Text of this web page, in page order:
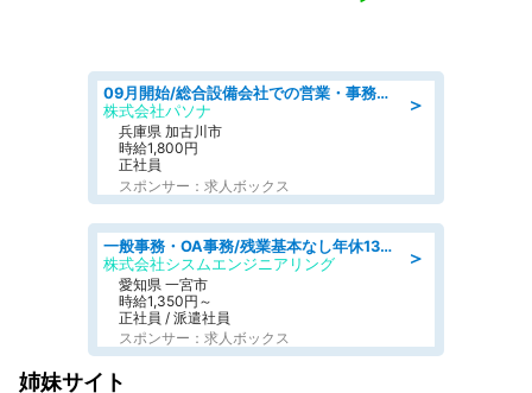
＞
09月開始/総合設備会社での営業・事務のお仕事/車通勤可/賞与あり/営業/営業事務
株式会社パソナ
兵庫県 加古川市
時給1,800円
正社員
スポンサー：求人ボックス
＞
一般事務・OA事務/残業基本なし年休130日社保完備の一般・調達事務
株式会社シスムエンジニアリング
愛知県 一宮市
時給1,350円～
正社員 / 派遣社員
スポンサー：求人ボックス
姉妹サイト